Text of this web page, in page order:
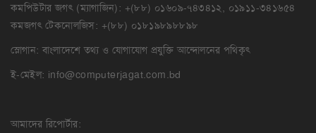
কমপিউটার জগৎ (ম্যাগাজিন): +(৮৮) ০১৬০৯-৭৪৩৪১২, ০১৯১১-৩৪১৬৫৪
কমজগৎ টেকনোলজিস: +(৮৮) ০১৮১৯৮৯৮৮৯৮
স্লোগান: বাংলাদেশে তথ্য ও যোগাযোগ প্রযুক্তি আন্দোলনের পথিকৃৎ
ই-মেইল: info@computerjagat.com.bd
আমাদের রিপোর্টার: